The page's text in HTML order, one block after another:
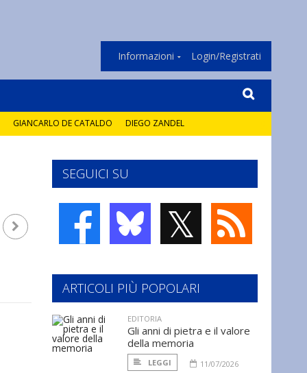
Informazioni Login/Registrati
GIANCARLO DE CATALDO DIEGO ZANDEL
SEGUICI SU
𝕏
ARTICOLI PIÙ POPOLARI
EDITORIA
Gli anni di pietra e il valore
della memoria
LEGGI 11/07/2026